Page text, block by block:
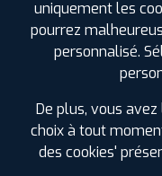
Étiquetage
Hiver
Runflat :
Largeur :
Hauteur : 50
19
uniquement les
pourrez
personnalisé.
De plus, vous
choix à tout
des cookies'